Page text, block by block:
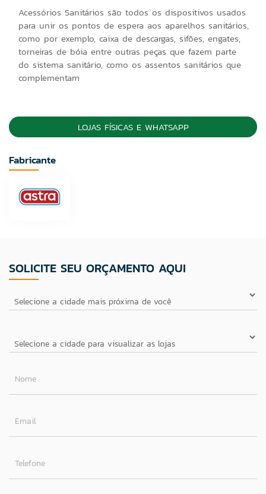
Acessórios Sanitários são todos os dispositivos usados
para unir os pontos de espera aos aparelhos sanitários,
como por exemplo, caixa de descargas, sifões, engates,
torneiras de bóia entre outras peças que fazem parte
do sistema sanitário, como os assentos sanitários que
complementam
LOJAS FÍSICAS E WHATSAPP
Fabricante
SOLICITE SEU ORÇAMENTO AQUI
Nome
Email
Telefone